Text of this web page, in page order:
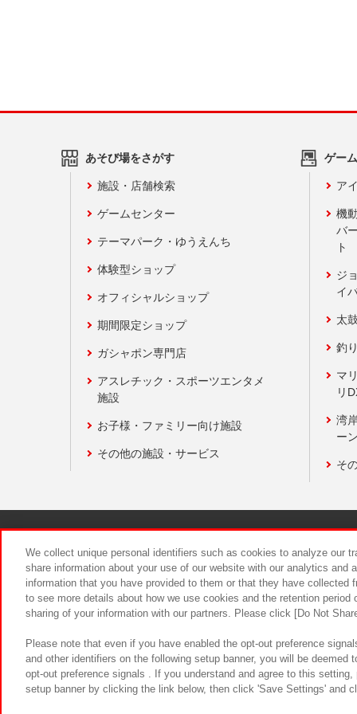
あそび場をさがす
施設・店舗検索
ゲームセンター
テーマパーク・ゆうえんち
体験型ショップ
オフィシャルショップ
期間限定ショップ
ガシャポン専門店
アスレチック・スポーツエンタメ
施設
お子様・ファミリー向け施設
その他の施設・サービス
ゲー
ア
機
バ
ト
ジ
イ
太
釣
マ
リ
湾
ー
そ
食品のご
We collect unique personal identifiers such as cookies to analyze our
share information about your use of our website with our analytics and
information that you have provided to them or that they have
to see more details about how we use cookies and the retention
sharing of your information with our partners. Please click [Do Not
Please note that even if you have enabled the opt-out preference
and other identifiers on the following setup banner, you will be
opt-out preference signals . If you understand and agree to this
setup banner by clicking the link below, then click 'Save Settings' and